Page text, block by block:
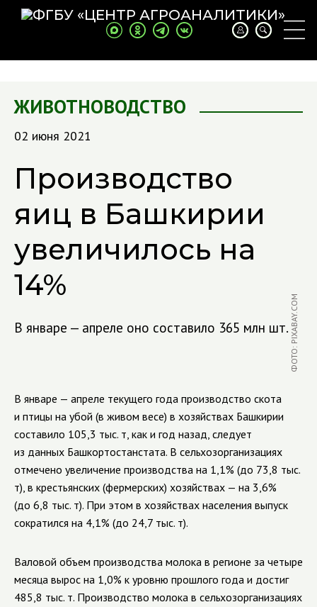
ЖИВОТНОВОДСТВО
02 июня 2021
Производство
яиц в Башкирии
увеличилось на
14%
В январе — апреле оно составило 365 млн шт. ФОТО: PIXABAY.COM
В январе — апреле текущего года производство скота
и птицы на убой (в живом весе) в хозяйствах Башкирии
составило 105,3 тыс. т, как и год назад, следует
из данных Башкортостанстата. В сельхозорганизациях
отмечено увеличение производства на 1,1% (до 73,8 тыс.
т), в крестьянских (фермерских) хозяйствах — на 3,6%
(до 6,8 тыс. т). При этом в хозяйствах населения выпуск
сократился на 4,1% (до 24,7 тыс. т).
Валовой объем производства молока в регионе за четыре
месяца вырос на 1,0% к уровню прошлого года и достиг
485,8 тыс. т. Производство молока в сельхозорганизациях